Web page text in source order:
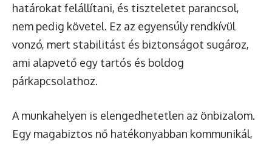
határokat felállítani, és tiszteletet parancsol,
nem pedig követel. Ez az egyensúly rendkívül
vonzó, mert stabilitást és biztonságot sugároz,
ami alapvető egy tartós és boldog
párkapcsolathoz.
A munkahelyen is elengedhetetlen az önbizalom.
Egy magabiztos nő hatékonyabban kommunikál,